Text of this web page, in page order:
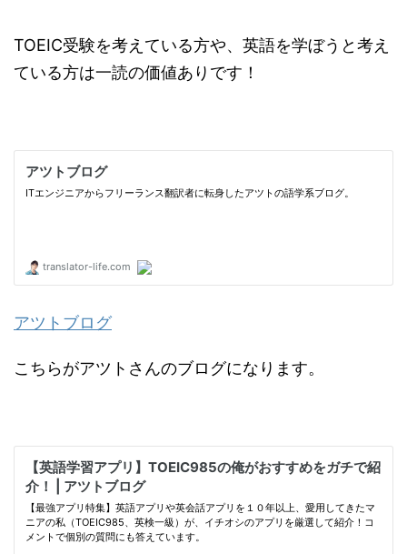
TOEIC受験を考えている方や、英語を学ぼうと考え
ている方は一読の価値ありです！
アツトブログ
こちらがアツトさんのブログになります。